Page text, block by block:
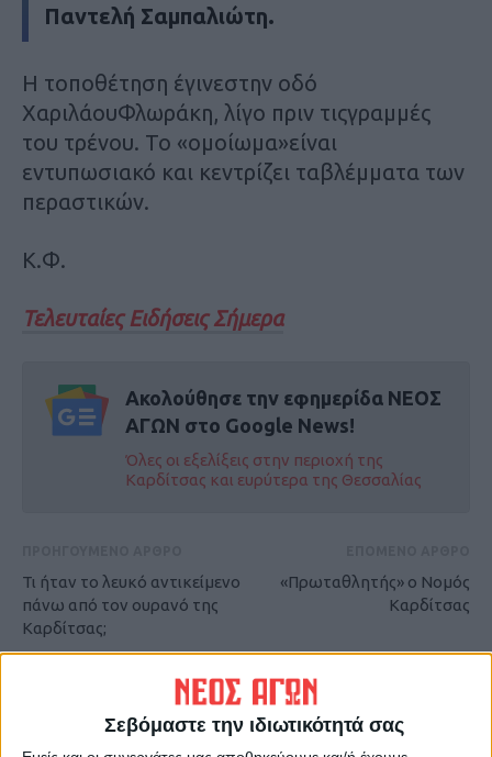
Σεβόμαστε την ιδιωτικότητά σας
Παντελή Σαμπαλιώτη.
Η τοποθέτηση έγινεστην οδό
ΧαριλάουΦλωράκη, λίγο πριν τιςγραμμές
του τρένου. Το «ομοίωμα»είναι
εντυπωσιακό και κεντρίζει ταβλέμματα των
περαστικών.
Κ.Φ.
Τελευταίες Ειδήσεις Σήμερα
Ακολούθησε την εφημερίδα ΝΕΟΣ
ΑΓΩΝ στο Google News!
Όλες οι εξελίξεις στην περιοχή της
Καρδίτσας και ευρύτερα της Θεσσαλίας
Τι ήταν το λευκό αντικείμενο
πάνω από τον ουρανό της
Καρδίτσας;
«Πρωταθλητής» ο Νομός
Καρδίτσας